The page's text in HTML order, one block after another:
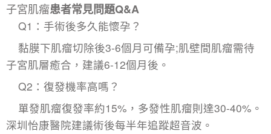
子宮肌瘤患者常見問題Q&A
Q1：手術後多久能懷孕？
黏膜下肌瘤切除後3-6個月可備孕;肌壁間肌瘤需待
子宮肌層癒合，建議6-12個月後。
Q2：復發機率高嗎？
單發肌瘤復發率約15%，多發性肌瘤則達30-40%。
深圳怡康醫院建議術後每半年追蹤超音波。